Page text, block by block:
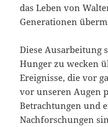
das Leben von
Generationen
Diese Ausarbeitung
Hunger zu wecken
Ereignisse, die vor
vor unseren Augen
Betrachtungen und
Nachforschungen